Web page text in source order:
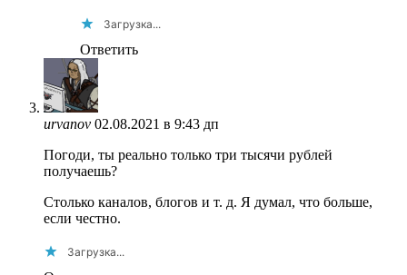
Загрузка...
Ответить
urvanov 02.08.2021 в 9:43 дп
Погоди, ты реально только три тысячи рублей
получаешь?
Столько каналов, блогов и т. д. Я думал, что больше,
если честно.
Загрузка...